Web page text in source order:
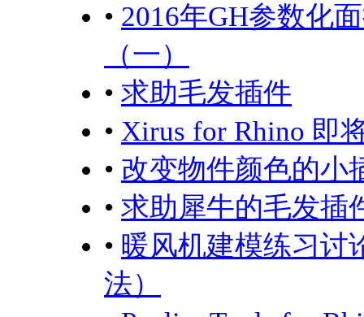
• 2016年GH参数化
（一）
• 求助毛发插件
• Xirus for Rhino 即
• 改变物件颜色的小
• 求助犀牛的毛发插
• 暖风机建模练习讨
法）